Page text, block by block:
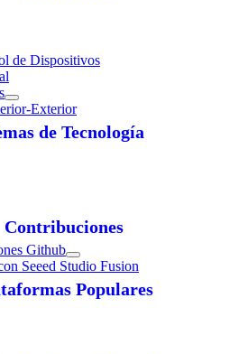
de Dispositivos
Exterior
de Tecnología
Contribuciones
Github
Seeed Studio Fusion
Populares